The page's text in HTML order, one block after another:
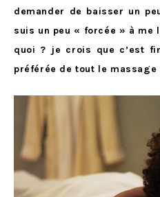
demander de baisser un
suis un peu « forcée » à me
quoi ? je crois que c’est
préférée de tout le